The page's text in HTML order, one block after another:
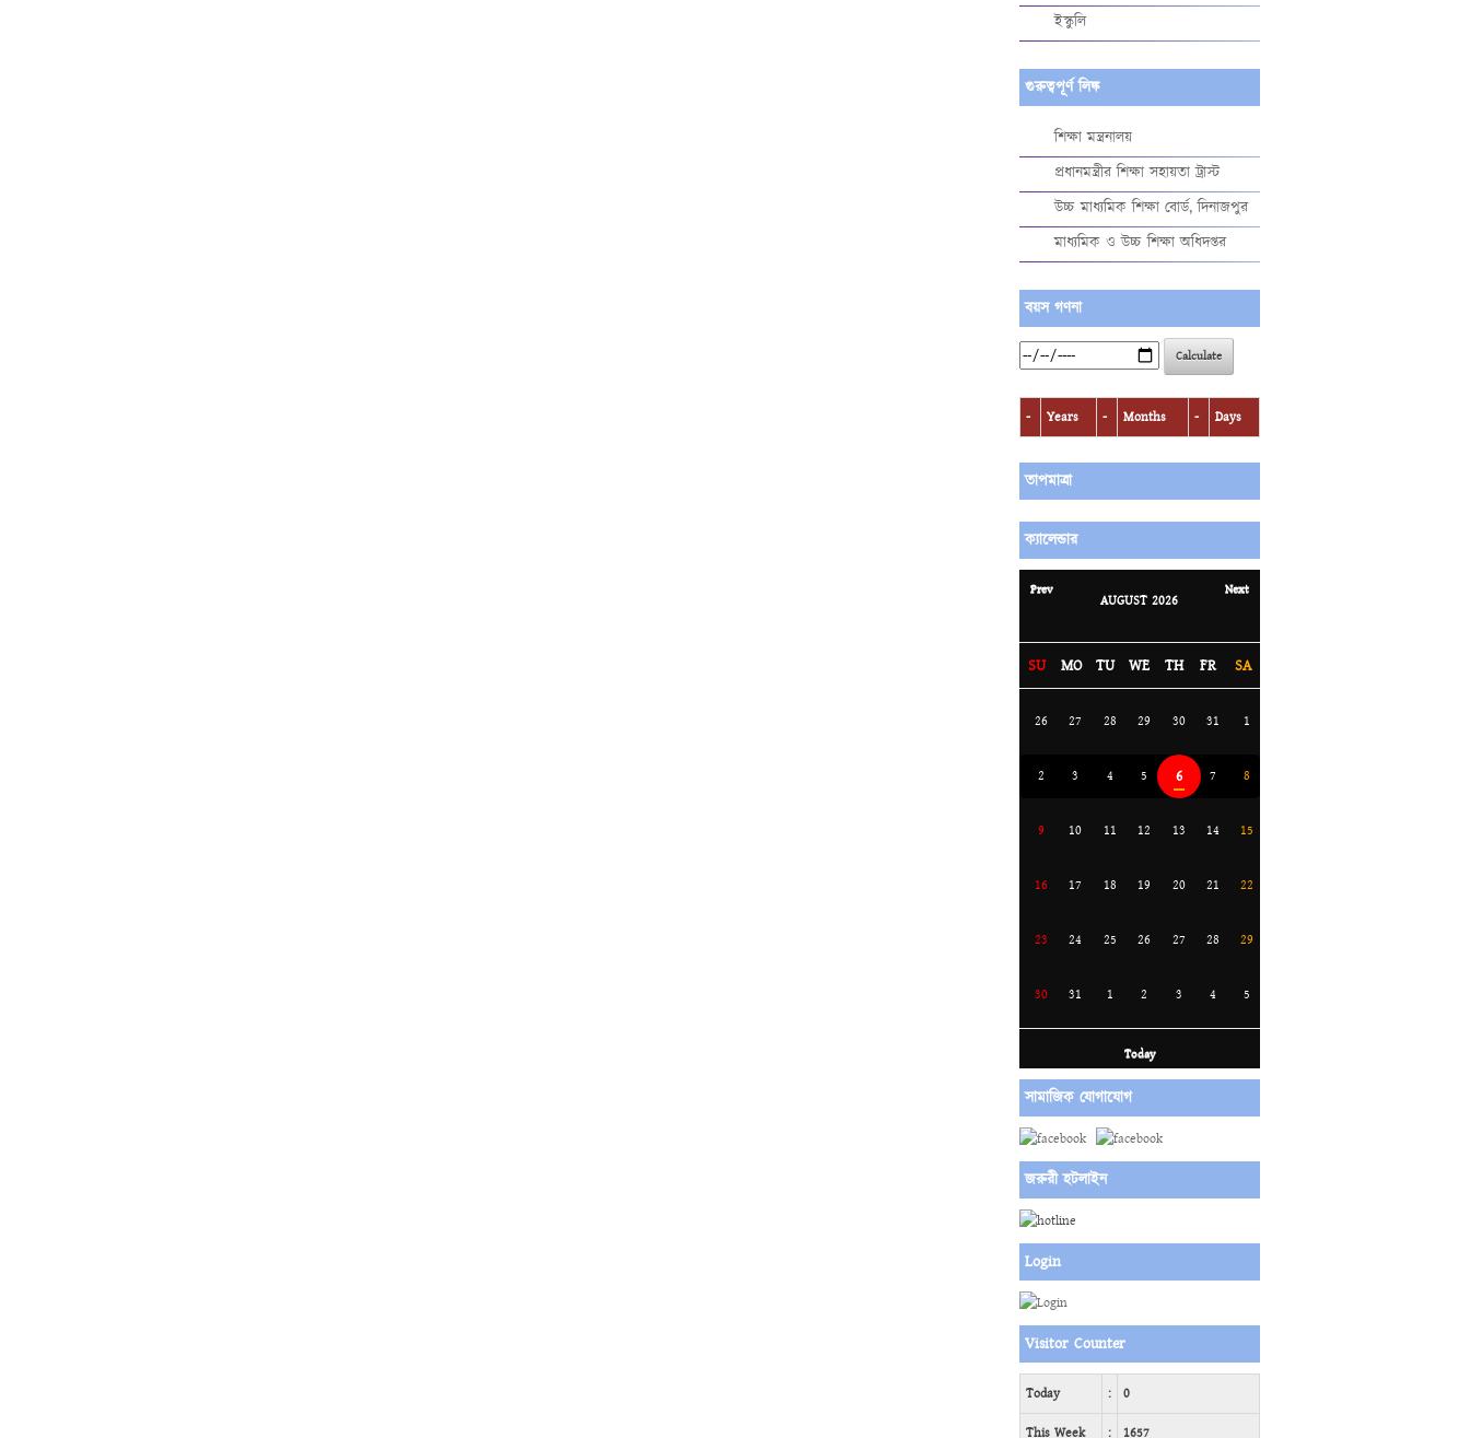
ইস্কুলি
গুরুত্বপূর্ণ লিঙ্ক
শিক্ষা মন্ত্রনালয়
প্রধানমন্ত্রীর শিক্ষা সহায়তা ট্রাস্ট
উচ্চ মাধ্যমিক শিক্ষা বোর্ড, দিনাজপুর
মাধ্যমিক ও উচ্চ শিক্ষা অধিদপ্তর
বয়স গণনা
Calculate
- Years - Months - Days
তাপমাত্রা
ক্যালেন্ডার
Prev
AUGUST 2026
Next
SU MO TU WE TH FR SA
26 27 28 29 30 31 1
2 3 4 5 6 7 8
9 10 11 12 13 14 15
16 17 18 19 20 21 22
23 24 25 26 27 28 29
30 31 1 2 3 4 5
Today
সামাজিক যোগাযোগ
জরুরী হটলাইন
Login
Visitor Counter
Today : 0
This Week : 1657